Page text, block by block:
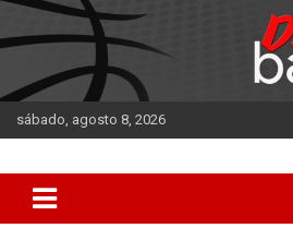
Saltar
al
contenido
sábado, agosto 8, 2026
DATA Basquet